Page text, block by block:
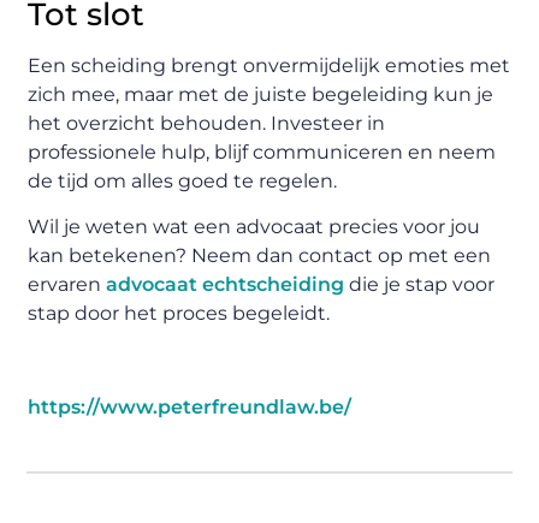
Tot slot
Een scheiding brengt onvermijdelijk emoties met
zich mee, maar met de juiste begeleiding kun je
het overzicht behouden. Investeer in
professionele hulp, blijf communiceren en neem
de tijd om alles goed te regelen.
Wil je weten wat een advocaat precies voor jou
kan betekenen? Neem dan contact op met een
ervarenadvocaat echtscheiding die je stap voor
stap door het proces begeleidt.
https://www.peterfreundlaw.be/